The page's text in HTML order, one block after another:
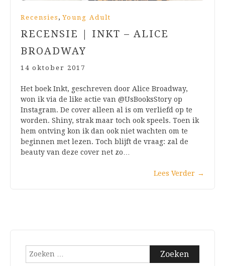
Recensies , Young Adult
RECENSIE | INKT – ALICE
BROADWAY
14 oktober 2017
Het boek Inkt, geschreven door Alice Broadway,
won ik via de like actie van @UsBooksStory op
Instagram. De cover alleen al is om verliefd op te
worden. Shiny, strak maar toch ook speels. Toen ik
hem ontving kon ik dan ook niet wachten om te
beginnen met lezen. Toch blijft de vraag: zal de
beauty van deze cover net zo…
Lees Verder →
Zoeken